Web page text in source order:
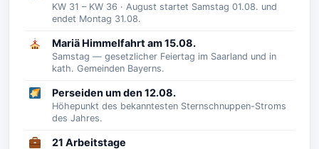
KW 31 – KW 36 · August startet Samstag 01.08. und
endet Montag 31.08.
Mariä Himmelfahrt am 15.08.
Samstag — gesetzlicher Feiertag im Saarland und in
kath. Gemeinden Bayerns.
Perseiden um den 12.08.
Höhepunkt des bekanntesten Sternschnuppen-Stroms
des Jahres.
21 Arbeitstage